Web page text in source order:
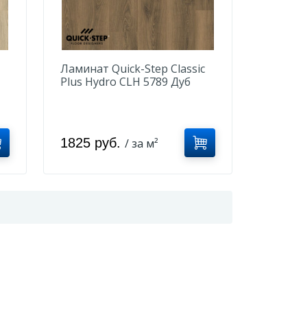
Ламинат Quick-Step Classic
Plus Hydro CLH 5789 Дуб
1825 руб. / за м²